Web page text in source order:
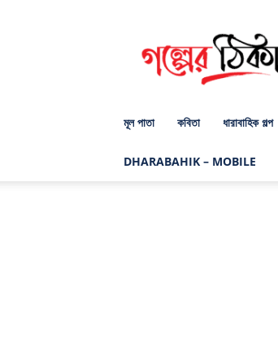
গল্পের
ঠিকানা
ডট
মূল পাতা কবিতা ধারাবাহিক গল্প
DHARABAHIK – MOBILE